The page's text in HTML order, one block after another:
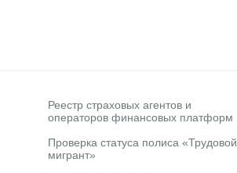
Реестр страховых агентов и
операторов финансовых платформ
Проверка статуса полиса «Трудовой
мигрант»